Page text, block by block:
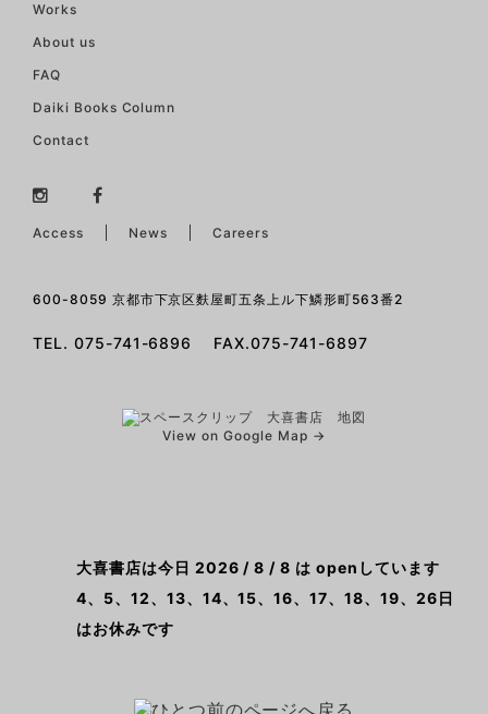
Works
About us
FAQ
Daiki Books Column
Contact
Access News Careers
600-8059 京都市下京区麩屋町五条上ル下鱗形町563番2
TEL. 075-741-6896 FAX.075-741-6897
View on Google Map →
大喜書店は今日 2026 / 8 / 8 は openしています
4、5、12、13、14、15、16、17、18、19、26日
はお休みです